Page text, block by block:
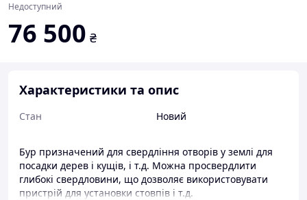
Недоступний
76 500 ₴
Характеристики та опис
Стан Новий
Бур призначений для свердління отворів у землі для
посадки дерев і кущів, і т.д. Можна просвердлити
глибокі свердловини, що дозволяє використовувати
пристрій для установки стовпів і т.д.